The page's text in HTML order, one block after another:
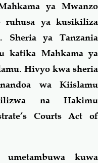
ya Mwanzo
ruhusa ya kusikiliza
. Sheria ya Tanzania
katika Mahkama ya
Hivyo kwa sheria
wa Kiislamu
na Hakimu
Courts Act of
kuwa